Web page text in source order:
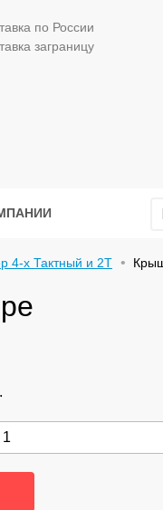
по России
заграницу
4-х Тактный и 2Т